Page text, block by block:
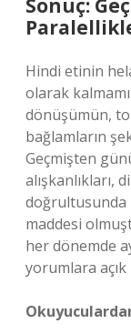
Sonuç:
Hindi etinin
olarak
dönüşümün,
bağlamların
Geçmişten
alışkanlıkları,
doğrultusunda
maddesi
her dönemde
yorumlara